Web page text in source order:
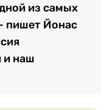
из самых
пишет Йонас
и наш